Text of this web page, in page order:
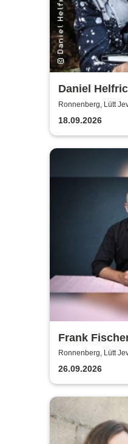
Daniel
gerade noch
Ronnenberg, Lütt
18.09.2026
Frank
Ronnenberg, Lütt
26.09.2026